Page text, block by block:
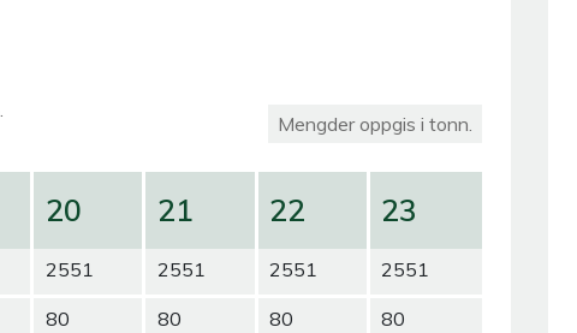
Mengder oppgis i tonn.
20
2551
80
21
2551
80
22
2551
80
23
2551
80